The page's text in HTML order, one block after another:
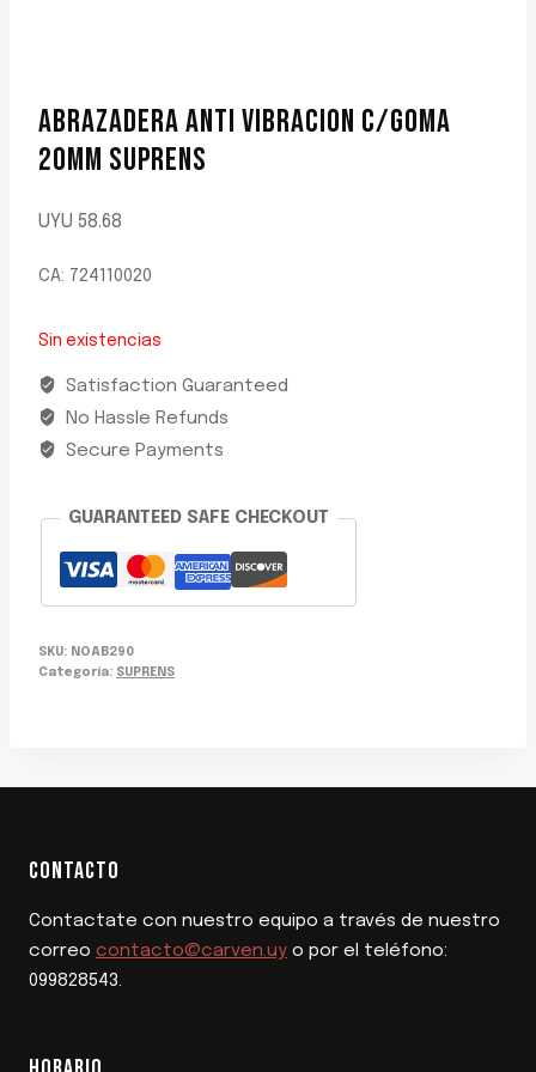
ABRAZADERA ANTI VIBRACION C/GOMA
20MM SUPRENS
UYU 58.68
CA: 724110020
Sin existencias
Satisfaction Guaranteed
No Hassle Refunds
Secure Payments
GUARANTEED SAFE CHECKOUT
SKU: NOAB290
Categoría: SUPRENS
CONTACTO
Contactate con nuestro equipo a través de nuestro
correo contacto@carven.uy o por el teléfono:
099828543.